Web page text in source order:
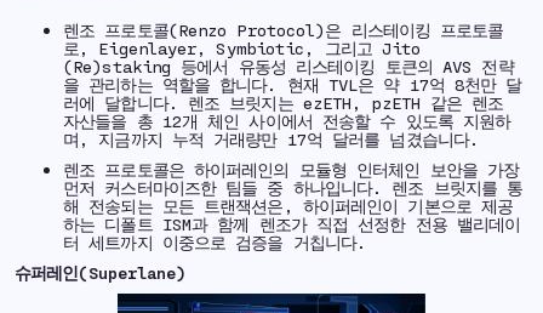
렌조 프로토콜(Renzo Protocol)은 리스테이킹 프로토콜
로, Eigenlayer, Symbiotic, 그리고 Jito
(Re)staking 등에서 유동성 리스테이킹 토큰의 AVS 전략
을 관리하는 역할을 합니다. 현재 TVL은 약 17억 8천만 달
러에 달합니다. 렌조 브릿지는 ezETH, pzETH 같은 렌조
자산들을 총 12개 체인 사이에서 전송할 수 있도록 지원하
며, 지금까지 누적 거래량만 17억 달러를 넘겼습니다.
렌조 프로토콜은 하이퍼레인의 모듈형 인터체인 보안을 가장
먼저 커스터마이즈한 팀들 중 하나입니다. 렌조 브릿지를 통
해 전송되는 모든 트랜잭션은, 하이퍼레인이 기본으로 제공
하는 디폴트 ISM과 함께 렌조가 직접 선정한 전용 밸리데이
터 세트까지 이중으로 검증을 거칩니다.
슈퍼레인(Superlane)